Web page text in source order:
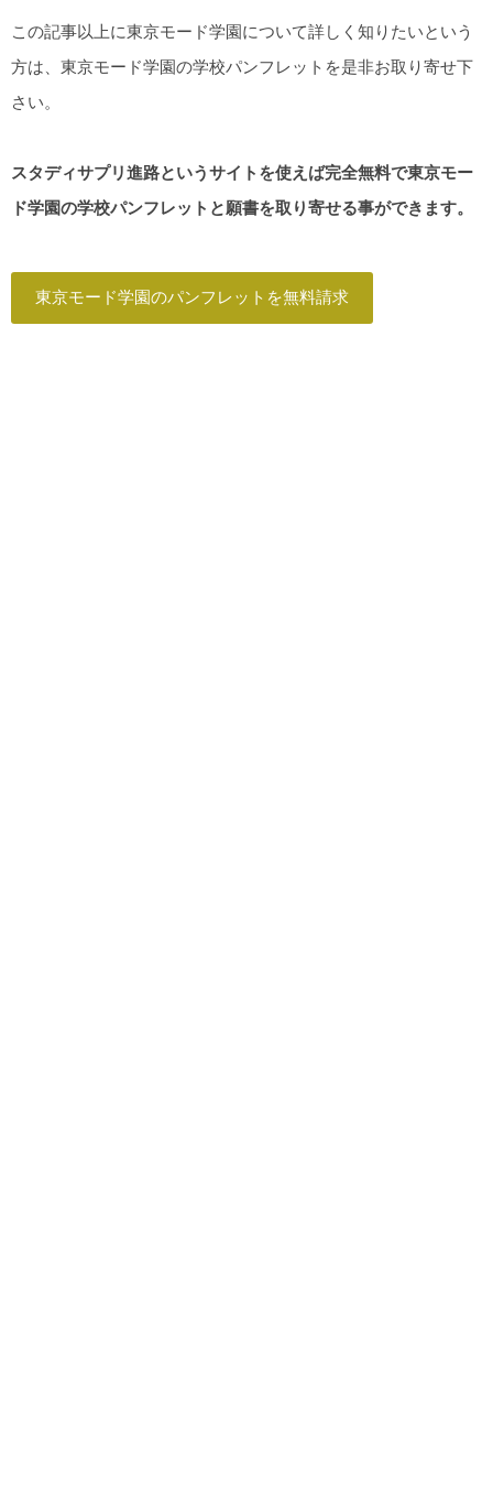
この記事以上に東京モード学園について詳しく知りたいという
方は、東京モード学園の学校パンフレットを是非お取り寄せ下
さい。
スタディサプリ進路というサイトを使えば完全無料で東京モー
ド学園の学校パンフレットと願書を取り寄せる事ができます。
東京モード学園のパンフレットを無料請求